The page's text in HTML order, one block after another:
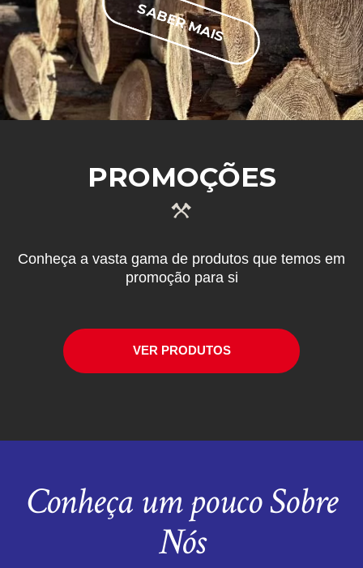
PROMOÇÕES
Conheça a vasta gama de produtos que temos em
promoção para si
VER PRODUTOS
Conheça um pouco Sobre
Nós